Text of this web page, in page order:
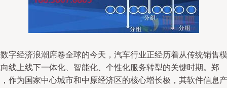
字经济浪潮席卷全球的今天，汽车行业正经历着从传统销售模
线上线下一体化、智能化、个性化服务转型的关键时期。郑
作为国家中心城市和中原经济区的核心增长极，其软件信息产